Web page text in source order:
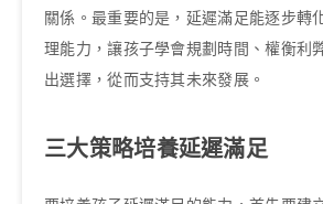
關係。最重要的是，延遲滿足能逐步轉
理能力，讓孩子學會規劃時間、權衡利
出選擇，從而支持其未來發展。
三大策略培養延遲滿足